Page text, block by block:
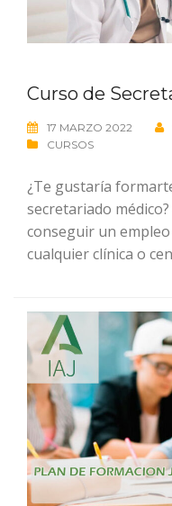
Curso de
17 MARZO 2022
CURSOS
¿Te gustaría
secretariado
conseguir un
cualquier clínica o